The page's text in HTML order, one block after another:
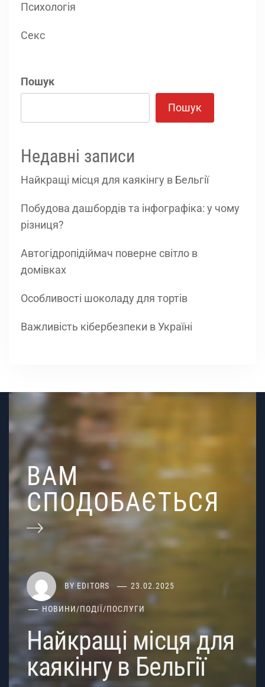
Психологія
Секс
Пошук
Пошук
Недавні записи
Найкращі місця для каякінгу в Бельгії
Побудова дашбордів та інфографіка: у чому
різниця?
Автогідропідіймач поверне світло в
домівках
Особливості шоколаду для тортів
Важливість кібербезпеки в Україні
ВАМ
СПОДОБАЄТЬСЯ
BY EDITORS 23.02.2025
НОВИНИ/ПОДІЇ/ПОСЛУГИ
Найкращі місця для
каякінгу в Бельгії